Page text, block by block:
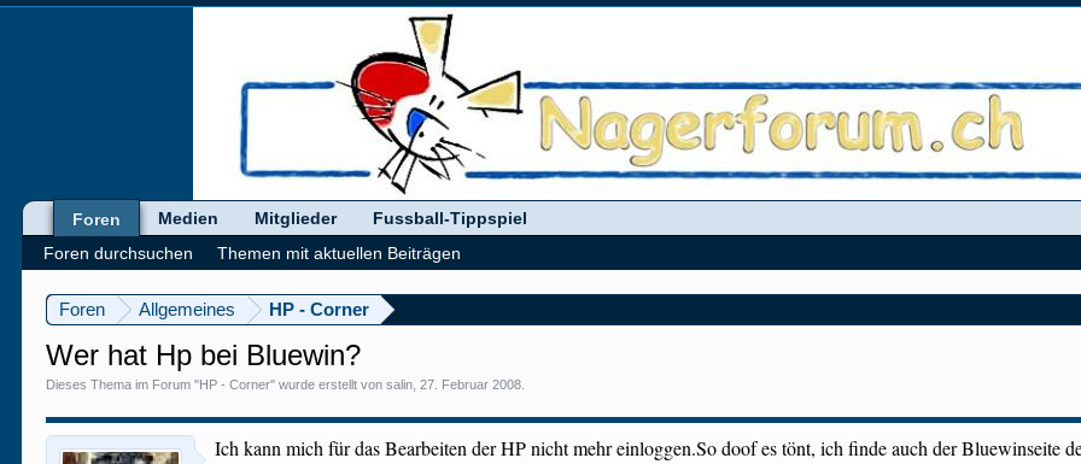
Foren Allgemeines HP - Corner
Wer hat Hp bei Bluewin?
Dieses Thema im Forum "HP - Corner" wurde erstellt vonsalin ,27. Februar 2008
Ich kann mich für das Bearbeiten der HP nicht mehr einloggen.So doof es tönt, ich finde auch der Bluewinseite
Foren
Foren durchsuchen
Themen mit aktuellen Beiträgen
Medien Mitglieder Fussball-Tippspiel